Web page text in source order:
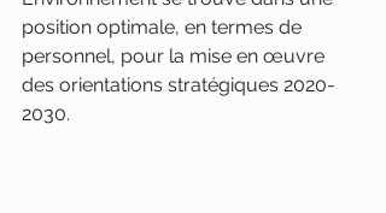
position optimale, en termes de
personnel, pour la mise en œuvre
des orientations stratégiques 2020-
2030.